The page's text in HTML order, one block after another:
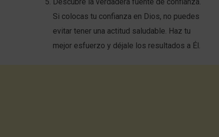
Si colocas tu confianza en Dios, no puedes
evitar tener una actitud saludable. Haz tu
mejor esfuerzo y déjale los resultados a Él.